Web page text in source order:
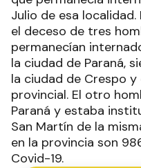
Julio de esa
el deceso de tres
permanecían
la ciudad de Paraná,
la ciudad de Crespo
provincial. El otro
Paraná y estaba
San Martín de la
en la provincia son
Covid-19.